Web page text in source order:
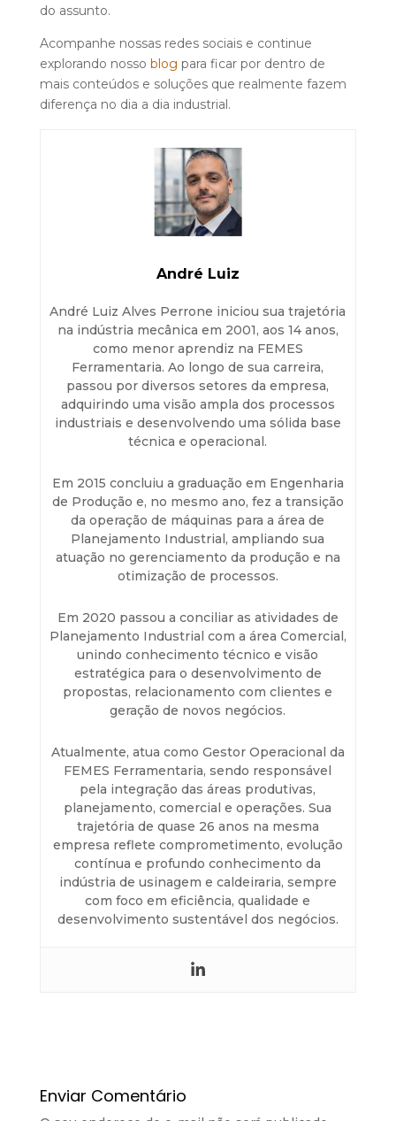
do assunto.
Acompanhe nossas redes sociais e continue
explorando nosso blog para ficar por dentro de
mais conteúdos e soluções que realmente fazem
diferença no dia a dia industrial.
André Luiz
André Luiz Alves Perrone iniciou sua trajetória
na indústria mecânica em 2001, aos 14 anos,
como menor aprendiz na FEMES
Ferramentaria. Ao longo de sua carreira,
passou por diversos setores da empresa,
adquirindo uma visão ampla dos processos
industriais e desenvolvendo uma sólida base
técnica e operacional.
Em 2015 concluiu a graduação em Engenharia
de Produção e, no mesmo ano, fez a transição
da operação de máquinas para a área de
Planejamento Industrial, ampliando sua
atuação no gerenciamento da produção e na
otimização de processos.
Em 2020 passou a conciliar as atividades de
Planejamento Industrial com a área Comercial,
unindo conhecimento técnico e visão
estratégica para o desenvolvimento de
propostas, relacionamento com clientes e
geração de novos negócios.
Atualmente, atua como Gestor Operacional da
FEMES Ferramentaria, sendo responsável
pela integração das áreas produtivas,
planejamento, comercial e operações. Sua
trajetória de quase 26 anos na mesma
empresa reflete comprometimento, evolução
contínua e profundo conhecimento da
indústria de usinagem e caldeiraria, sempre
com foco em eficiência, qualidade e
desenvolvimento sustentável dos negócios.
Enviar Comentário